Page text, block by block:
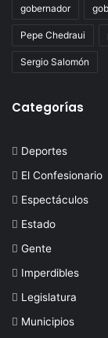
gobernador
Pepe Chedraui
Sergio Salomón
Categorías
Deportes
El Confesionario
Espectáculos
Estado
Gente
Imperdibles
Legislatura
Municipios